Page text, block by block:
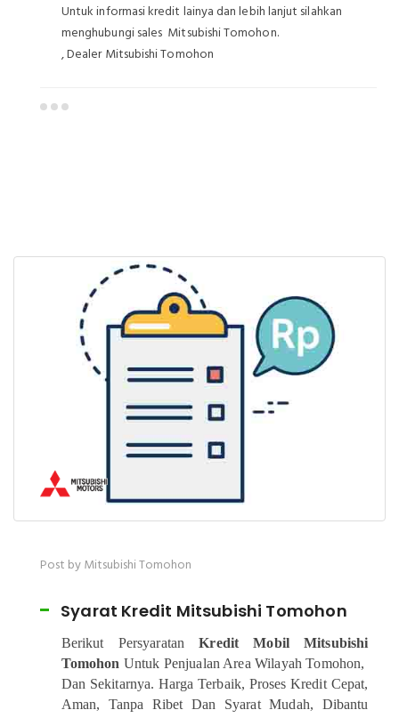
Untuk informasi kredit lainya dan lebih lanjut silahkan
menghubungi sales Mitsubishi Tomohon.
, Dealer Mitsubishi Tomohon
Post by Mitsubishi Tomohon
Syarat Kredit Mitsubishi Tomohon
Berikut PersyaratanKredit Mobil Mitsubishi
TomohonUntuk Penjualan Area Wilayah Tomohon,
Dan Sekitarnya. Harga Terbaik, Proses Kredit Cepat,
Aman, Tanpa Ribet Dan Syarat Mudah, Dibantu